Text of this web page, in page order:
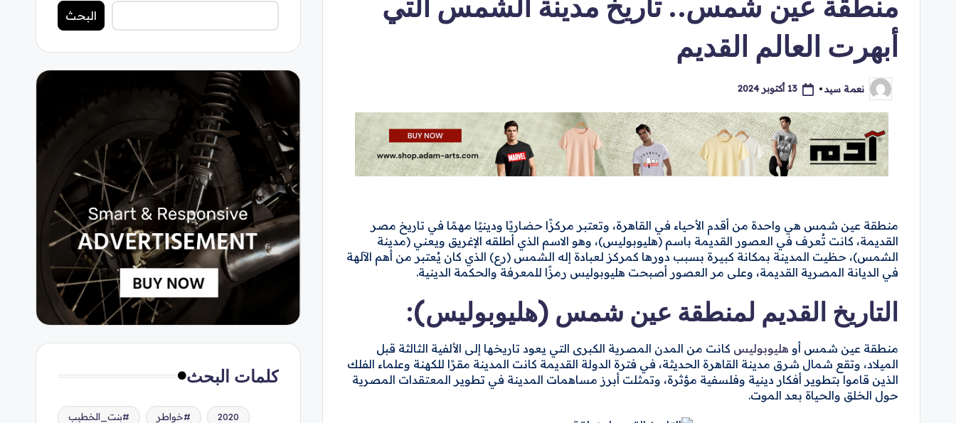
أبهرت العالم القديم
تمّ
النشر
بواسطة
نعمة سيد 13 أكتوبر 2024
منطقة عين شمس هي واحدة من أقدم الأحياء في القاهرة، وتعتبر مركزًا حضاريًا ودينيًا مهمًا في تاريخ مصر
القديمة، كانت تُعرف في العصور القديمة باسم (هليوبوليس)، وهو الاسم الذي أطلقه الإغريق ويعني (مدينة
الشمس)، حظيت المدينة بمكانة كبيرة بسبب دورها كمركز لعبادة إله الشمس (رع) الذي كان يُعتبر من أهم الآلهة
في الديانة المصرية القديمة، وعلى مر العصور أصبحت هليوبوليس رمزًا للمعرفة والحكمة الدينية.
التاريخ القديم لمنطقة عين شمس (هليوبوليس):
منطقة عين شمس أو هليوبوليس كانت من المدن المصرية الكبرى التي يعود تاريخها إلى الألفية الثالثة قبل
الميلاد، وتقع شمال شرق مدينة القاهرة الحديثة، في فترة الدولة القديمة كانت المدينة مقرًا للكهنة وعلماء الفلك
الذين قاموا بتطوير أفكار دينية وفلسفية مؤثرة، وتمثلت أبرز مساهمات المدينة في تطوير المعتقدات المصرية
حول الخلق والحياة بعد الموت.
البحث
كلمات البحث
#بنت_الخطيب #خواطر 2020